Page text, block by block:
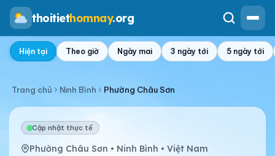
thoitiethomnay.org
Hiện tại Theo giờ Ngày mai 3 ngày tới 5 ngày tới
Trang chủ Ninh Bình Phường Châu Sơn
Cập nhật thực tế
Phường Châu Sơn • Ninh Bình • Việt Nam